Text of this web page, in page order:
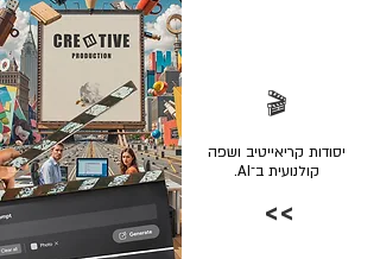
🎬
יסודות קריאייטיב ושפה
קולנועית ב־AI.
>>